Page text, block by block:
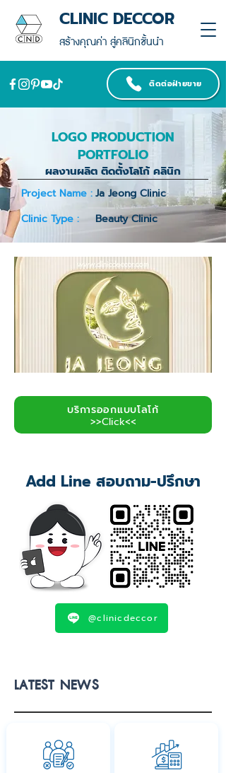
สร้างคุณค่า สู่คลินิกชั้นนำ
CLINIC DECCOR
ติดต่อฝ่ายขาย
LOGO PRODUCTION
PORTFOLIO
ผลงานผลิต ติดตั้งโลโก้ คลินิก
Project Name :Ja Jeong Clinic
Clinic Type :
Beauty Clinic
บริการออกแบบโลโก้
>>Click<<
Add Line สอบถาม-ปรึกษา
@clinicdeccor
LATEST NEWS